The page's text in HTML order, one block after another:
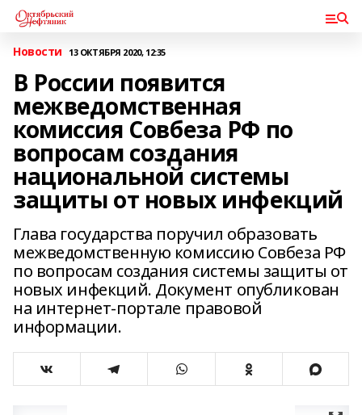
Новости 13 ОКТЯБРЯ 2020, 12:35
В России появится
межведомственная
комиссия Совбеза РФ по
вопросам создания
национальной системы
защиты от новых инфекций
Глава государства поручил образовать
межведомственную комиссию Совбеза РФ
по вопросам создания системы защиты от
новых инфекций. Документ опубликован
на интернет-портале правовой
информации.